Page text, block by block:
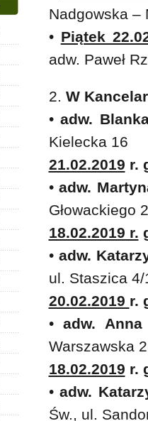
Nadgowska –
• Piątek
adw. Paweł
2. W
•adw.
Kielecka 16
21.02.2019 r.
•adw.
Głowackiego
18.02.2019 r.
• adw.
ul. Staszica 4/
20.02.2019 r.
•adw. Anna
Warszawska
18.02.2019 r.
•adw.
Św., ul.